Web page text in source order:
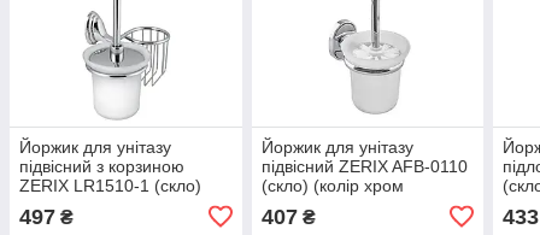
Йоржик для унітазу
підвісний з корзиною
ZERIX LR1510-1 (скло)
(LL1413)
497 ₴
Йоржик для унітазу
підвісний ZERIX AFB-0110
(скло) (колір хром
407₴ 433